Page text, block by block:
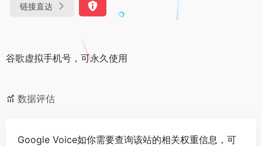
链接直达
谷歌虚拟手机号，可永久使用
数据评估
Google Voice如你需要查询该站的相关权重信息，可